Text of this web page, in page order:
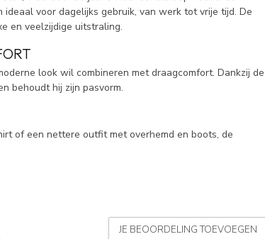
voor dagelijks gebruik, van werk tot vrije tijd. De
en veelzijdige uitstraling.
look wil combineren met draagcomfort. Dankzij de
behoudt hij zijn pasvorm.
of een nettere outfit met overhemd en boots, de
JE BEOORDELING TOEVOEGEN